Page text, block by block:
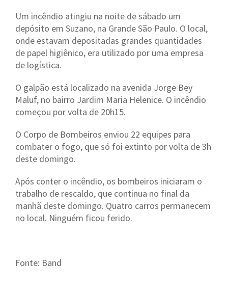
Um incêndio atingiu na noite de sábado um
depósito em Suzano, na Grande São Paulo. O local,
onde estavam depositadas grandes quantidades
de papel higiênico, era utilizado por uma empresa
de logística.
O galpão está localizado na avenida Jorge Bey
Maluf, no bairro Jardim Maria Helenice. O incêndio
começou por volta de 20h15.
O Corpo de Bombeiros enviou 22 equipes para
combater o fogo, que só foi extinto por volta de 3h
deste domingo.
Após conter o incêndio, os bombeiros iniciaram o
trabalho de rescaldo, que continua no final da
manhã deste domingo. Quatro carros permanecem
no local. Ninguém ficou ferido.
Fonte: Band